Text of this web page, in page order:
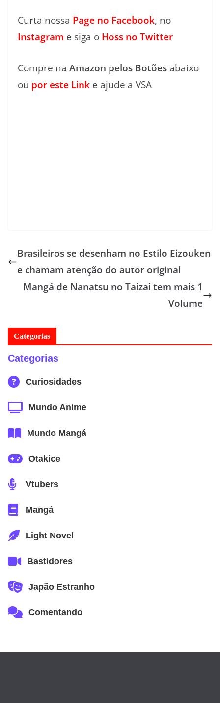
Curta nossa Page no Facebook, no
Instagram e siga o Hoss no Twitter
Compre na Amazon pelos Botões abaixo
ou por este Link e ajude a VSA
Brasileiros se desenham no Estilo Eizouken
e chamam atenção do autor original
Mangá de Nanatsu no Taizai tem mais 1
Volume
Categorias
Categorias
Curiosidades
Mundo Anime
Mundo Mangá
Otakice
Vtubers
Mangá
Light Novel
Bastidores
Japão Estranho
Comentando